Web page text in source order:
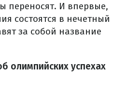
переносят. И впервые,
состоятся в нечетный
за собой название
олимпийских успехах